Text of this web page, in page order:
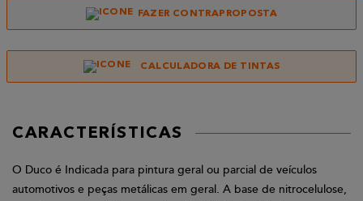
FAZER CONTRAPROPOSTA
CALCULADORA DE TINTAS
CARACTERÍSTICAS
O Duco é Indicada para pintura geral ou parcial de veículos
automotivos e peças metálicas em geral. A base de nitrocelulose,